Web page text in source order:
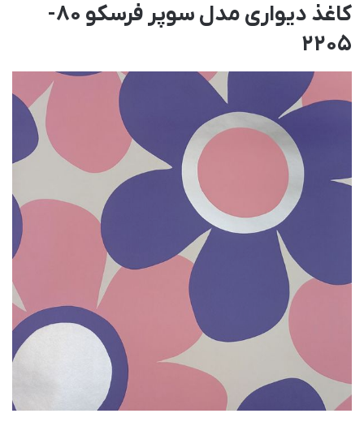
کاغذ دیواری مدل سوپر فرسکو 80-
2205